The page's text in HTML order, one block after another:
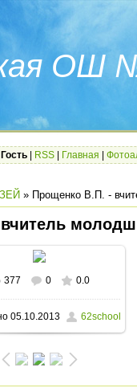
ОШ
Гость RSS Главная
» Прощенко В.П. -
В реальном размере
/ 109.0Kb
377 0 0.0
05.10.2013 62school